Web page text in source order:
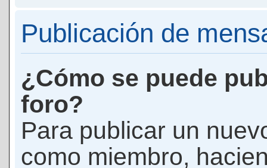
Publicación de
¿Cómo se puede
foro?
Para publicar un
como miembro,